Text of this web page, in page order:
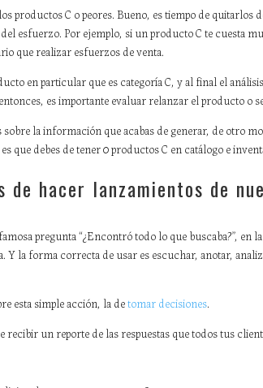
productos C o peores. Bueno, es tiempo de
esfuerzo. Por ejemplo, si un producto C te cuesta
que realizar esfuerzos de venta.
en particular que es categoría C, y al final el
es importante evaluar relanzar el producto o
la información que acabas de generar, de otro
que debes de tener 0 productos C en catálogo e
hacer lanzamientos de
pregunta “¿Encontró todo lo que buscaba?”,
Y la forma correcta de usar es escuchar, anotar,
esta simple acción, la detomar decisiones.
recibir un reporte de las respuestas que todos tus